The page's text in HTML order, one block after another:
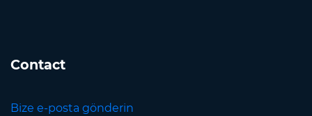
Contact
Bize e-posta gönderin